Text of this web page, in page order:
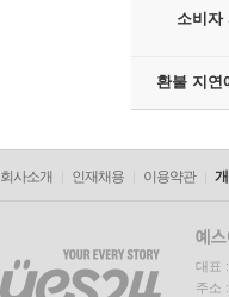
소비자
환불 지연
회사소개 인재채용 이용약관
대표
주소